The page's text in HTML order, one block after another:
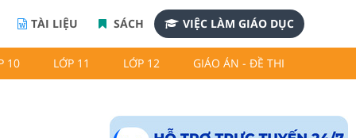
TÀI LIỆU SÁCH VIỆC LÀM GIÁO DỤC
10 LỚP 11 LỚP 12 GIÁO ÁN - ĐỀ THI